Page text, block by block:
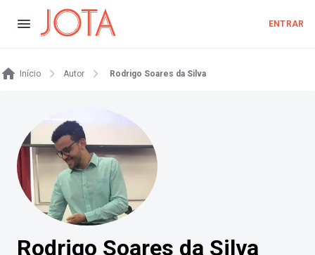
ENTRAR
Início Autor Rodrigo Soares da Silva
Rodrigo Soares da Silva